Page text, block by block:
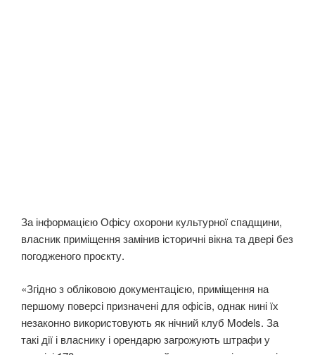
За інформацією Офісу охорони культурної спадщини,
власник приміщення замінив історичні вікна та двері без
погодженого проєкту.
«Згідно з обліковою документацією, приміщення на
першому поверсі призначені для офісів, однак нині їх
незаконно використовують як нічний клуб Models. За
такі дії і власнику і орендарю загрожують штрафи у